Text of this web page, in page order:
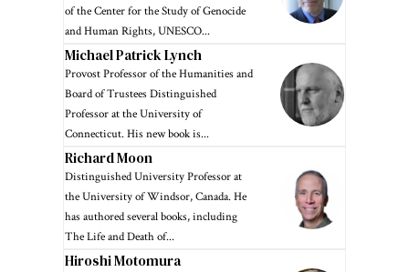
of the Center for the Study of Genocide
and Human Rights, UNESCO...
Michael Patrick Lynch
Provost Professor of the Humanities and
Board of Trustees Distinguished
Professor at the University of
Connecticut. His new book is...
Richard Moon
Distinguished University Professor at
the University of Windsor, Canada. He
has authored several books, including
The Life and Death of...
Hiroshi Motomura